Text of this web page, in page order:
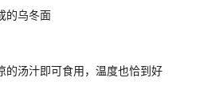
的乌冬面
的汤汁即可食用，温度也恰到好